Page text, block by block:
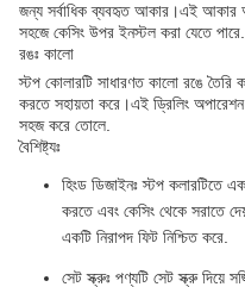
জন্য সর্বাধিক ব্যবহৃত আকার।এই
সহজে কেসিং উপর ইনস্টল করা যেতে পারে.
রঙঃ কালো
স্টপ কোলারটি সাধারণত কালো রঙে
করতে সহায়তা করে।এই ড্রিলিং
সহজ করে তোলে.
বৈশিষ্ট্যঃ
হিংড ডিজাইনঃ স্টপ কলারটিতে
করতে এবং কেসিং থেকে সরাতে
একটি নিরাপদ ফিট নিশ্চিত করে.
সেট স্ক্রুঃ পণ্যটি সেট স্ক্রু দিয়ে